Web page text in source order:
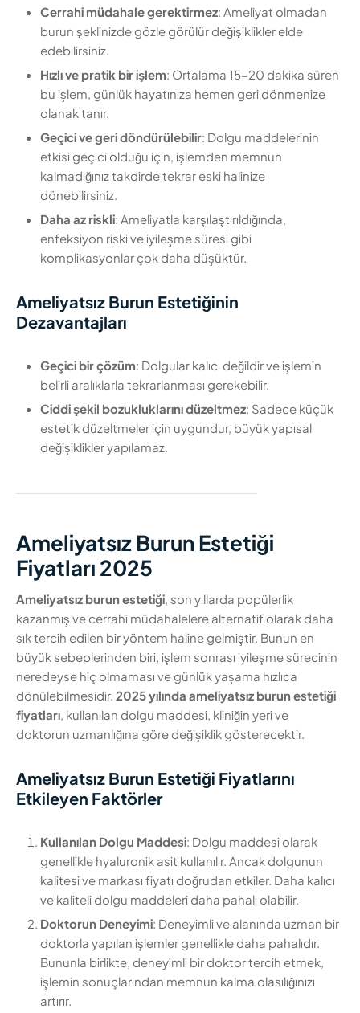
Cerrahi müdahale gerektirmez: Ameliyat olmadan
burun şeklinizde gözle görülür değişiklikler elde
edebilirsiniz.
Hızlı ve pratik bir işlem: Ortalama 15-20 dakika süren
bu işlem, günlük hayatınıza hemen geri dönmenize
olanak tanır.
Geçici ve geri döndürülebilir: Dolgu maddelerinin
etkisi geçici olduğu için, işlemden memnun
kalmadığınız takdirde tekrar eski halinize
dönebilirsiniz.
Daha az riskli: Ameliyatla karşılaştırıldığında,
enfeksiyon riski ve iyileşme süresi gibi
komplikasyonlar çok daha düşüktür.
Ameliyatsız Burun Estetiğinin
Dezavantajları
Geçici bir çözüm: Dolgular kalıcı değildir ve işlemin
belirli aralıklarla tekrarlanması gerekebilir.
Ciddi şekil bozukluklarını düzeltmez: Sadece küçük
estetik düzeltmeler için uygundur, büyük yapısal
değişiklikler yapılamaz.
Ameliyatsız Burun Estetiği
Fiyatları 2025
Ameliyatsız burun estetiği , son yıllarda popülerlik
kazanmış ve cerrahi müdahalelere alternatif olarak daha
sık tercih edilen bir yöntem haline gelmiştir. Bunun en
büyük sebeplerinden biri, işlem sonrası iyileşme sürecinin
neredeyse hiç olmaması ve günlük yaşama hızlıca
dönülebilmesidir. 2025 yılında ameliyatsız burun estetiği
fiyatları , kullanılan dolgu maddesi, kliniğin yeri ve
doktorun uzmanlığına göre değişiklik gösterecektir.
Ameliyatsız Burun Estetiği Fiyatlarını
Etkileyen Faktörler
Kullanılan Dolgu Maddesi: Dolgu maddesi olarak
genellikle hyaluronik asit kullanılır. Ancak dolgunun
kalitesi ve markası fiyatı doğrudan etkiler. Daha kalıcı
ve kaliteli dolgu maddeleri daha pahalı olabilir.
Doktorun Deneyimi: Deneyimli ve alanında uzman bir
doktorla yapılan işlemler genellikle daha pahalıdır.
Bununla birlikte, deneyimli bir doktor tercih etmek,
işlemin sonuçlarından memnun kalma olasılığınızı
artırır.